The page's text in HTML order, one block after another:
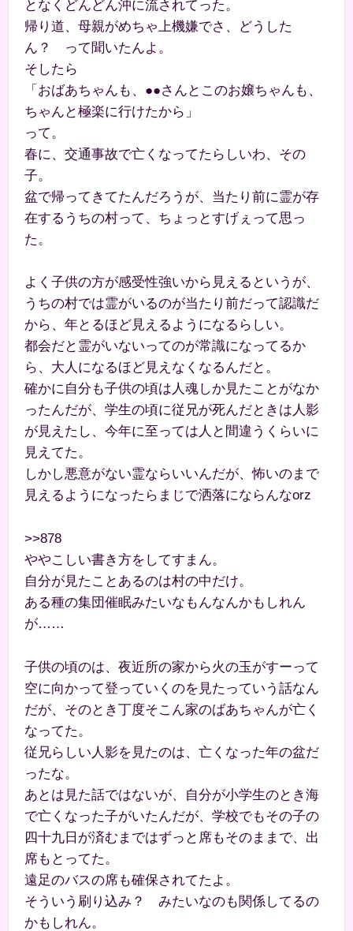
となくどんどん沖に流されてった。
帰り道、母親がめちゃ上機嫌でさ、どうした
ん？ って聞いたんよ。
そしたら
「おばあちゃんも、●●さんとこのお嬢ちゃんも、
ちゃんと極楽に行けたから」
って。
春に、交通事故で亡くなってたらしいわ、その
子。
盆で帰ってきてたんだろうが、当たり前に霊が存
在するうちの村って、ちょっとすげぇって思っ
た。
よく子供の方が感受性強いから見えるというが、
うちの村では霊がいるのが当たり前だって認識だ
から、年とるほど見えるようになるらしい。
都会だと霊がいないってのが常識になってるか
ら、大人になるほど見えなくなるんだと。
確かに自分も子供の頃は人魂しか見たことがなか
ったんだが、学生の頃に従兄が死んだときは人影
が見えたし、今年に至っては人と間違うくらいに
見えてた。
しかし悪意がない霊ならいいんだが、怖いのまで
見えるようになったらまじで洒落にならんなorz
>>878
ややこしい書き方をしてすまん。
自分が見たことあるのは村の中だけ。
ある種の集団催眠みたいなもんなんかもしれん
が……
子供の頃のは、夜近所の家から火の玉がすーって
空に向かって登っていくのを見たっていう話なん
だが、そのとき丁度そこん家のばあちゃんが亡く
なってた。
従兄らしい人影を見たのは、亡くなった年の盆だ
ったな。
あとは見た話ではないが、自分が小学生のとき海
で亡くなった子がいたんだが、学校でもその子の
四十九日が済むまではずっと席もそのままで、出
席もとってた。
遠足のバスの席も確保されてたよ。
そういう刷り込み？ みたいなのも関係してるの
かもしれん。